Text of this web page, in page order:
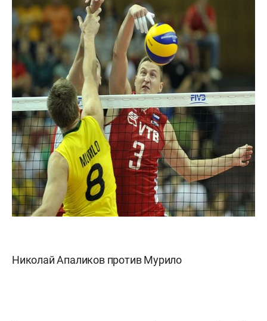
Николай Апаликов против Мурило